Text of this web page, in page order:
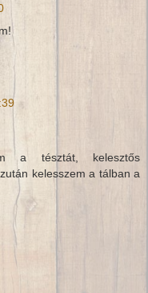
a tésztát, kelesztős
kelesszem a tálban a